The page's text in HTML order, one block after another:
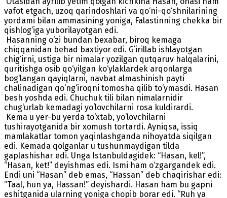
vafot etgach, uzoq qarindoshlari va qo‘ni-qo‘shnilarining
yordami bilan ammasining yoniga, Falastinning chekka bir
qishlog‘iga yuborilayotgan edi.
Hasanning o‘zi bundan bexabar, biroq kemaga
chiqqanidan behad baxtiyor edi. Gʻirillab ishlayotgan
chig‘irni, ustiga bir nimalar yozilgan qutqaruv halqalarini,
quritishga osib qo‘yilgan ko‘ylaklardek arqonlarga
bog‘langan qayiqlarni, navbat almashinish payti
chalinadigan qo‘ng‘iroqni tomosha qilib to‘ymasdi. Hasan
besh yoshda edi. Chuchuk tili bilan nimalarnidir
chug‘urlab kemadagi yoʻlovchilarni rosa kuldirardi.
Kema u yer-bu yerda to‘xtab, yoʻlovchilarni
tushirayotganida bir xomush tortardi. Ayniqsa, issiq
mamlakatlar tomon yaqinlashganda nihoyatda siqilgan
edi. Kemada qolganlar u tushunmaydigan tilda
gaplashishar edi. Unga Istanbuldagidek: “Hasan, kel!”,
“Hasan, ket!” deyishmas edi. Ismi ham o‘zgargandek edi.
Endi uni “Hasan” deb emas, “Hassan” deb chaqirishar edi:
“Taal, hun ya, Hassan!” deyishardi. Hasan ham bu gapni
eshitganida ularning yoniga chopib borar edi. “Ruh ya